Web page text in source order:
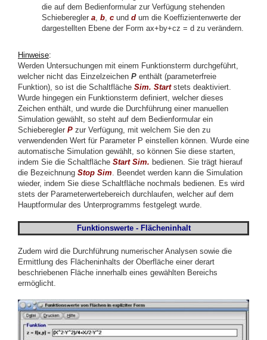
die auf dem Bedienformular zur Verfügung stehenden
Schieberegler a, b, c und d um die Koeffizientenwerte der
dargestellten Ebene der Form ax+by+cz = d zu verändern.
Hinweise:
Werden Untersuchungen mit einem Funktionsterm durchgeführt,
welcher nicht das Einzelzeichen P enthält (parameterfreie
Funktion), so ist die Schaltfläche Sim. Startstets deaktiviert.
Wurde hingegen ein Funktionsterm definiert, welcher dieses
Zeichen enthält, und wurde die Durchführung einer manuellen
Simulation gewählt, so steht auf dem Bedienformular ein
Schieberegler P zur Verfügung, mit welchem Sie den zu
verwendenden Wert für Parameter P einstellen können. Wurde eine
automatische Simulation gewählt, so können Sie diese starten,
indem Sie die Schaltfläche Start Sim. bedienen. Sie trägt hierauf
die Bezeichnung Stop Sim. Beendet werden kann die Simulation
wieder, indem Sie diese Schaltfläche nochmals bedienen. Es wird
stets der Parameterwertebereich durchlaufen, welcher auf dem
Hauptformular des Unterprogramms festgelegt wurde.
Funktionswerte - Flächeninhalt
Zudem wird die Durchführung numerischer Analysen sowie die
Ermittlung des Flächeninhalts der Oberfläche einer derart
beschriebenen Fläche innerhalb eines gewählten Bereichs
ermöglicht.